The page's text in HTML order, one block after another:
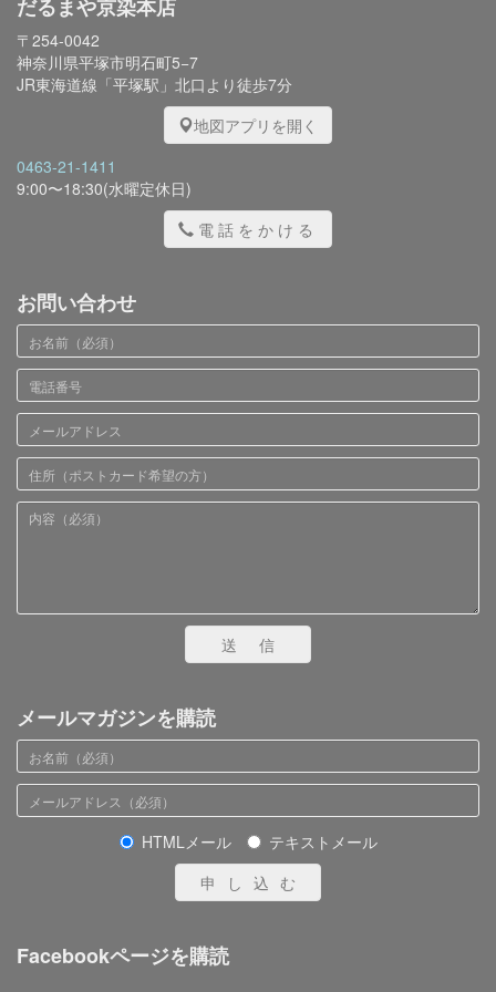
だるまや京染本店
〒254-0042
神奈川県平塚市明石町5−7
JR東海道線「平塚駅」北口より徒歩7分
地図アプリを開く
0463-21-1411
9:00〜18:30(水曜定休日)
電話をかける
お問い合わせ
送信
メールマガジンを購読
HTMLメール
テキストメール
申し込む
Facebookページを購読